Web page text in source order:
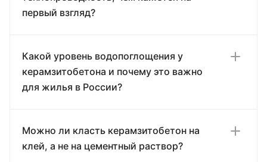
первый взгляд?
Какой уровень водопоглощения у
керамзитобетона и почему это важно
для жилья в России?
Можно ли класть керамзитобетон на
клей, а не на цементный раствор?